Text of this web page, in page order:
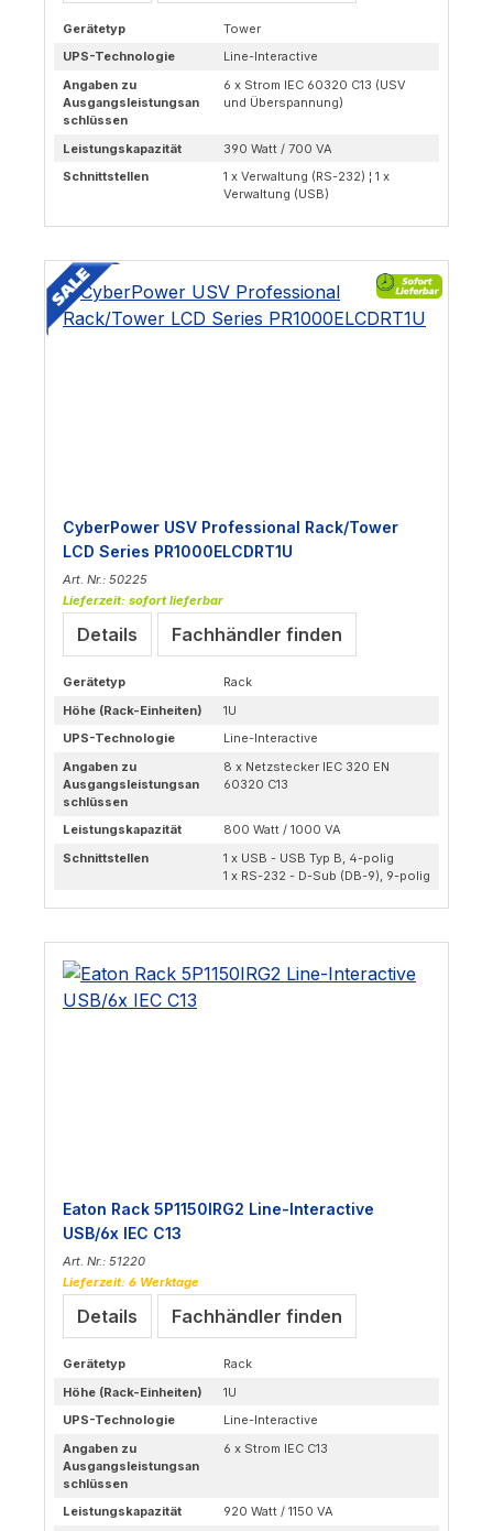
Gerätetyp
Tower
UPS-Technologie
Line-Interactive
Angaben zu
Ausgangsleistungsan
schlüssen
6 x Strom IEC 60320 C13 (USV
und Überspannung)
Leistungskapazität
390 Watt / 700 VA
Schnittstellen
1 x Verwaltung (RS-232) ¦ 1 x
Verwaltung (USB)
CyberPower USV Professional Rack/Tower
LCD Series PR1000ELCDRT1U
Art. Nr.: 50225
Lieferzeit: sofort lieferbar
Details Fachhändler finden
Gerätetyp
Rack
Höhe (Rack-Einheiten)
1U
UPS-Technologie
Line-Interactive
Angaben zu
Ausgangsleistungsan
schlüssen
8 x Netzstecker IEC 320 EN
60320 C13
Leistungskapazität
800 Watt / 1000 VA
Schnittstellen
1 x USB - USB Typ B, 4-polig
1 x RS-232 - D-Sub (DB-9), 9-polig
Eaton Rack 5P1150IRG2 Line-Interactive
USB/6x IEC C13
Art. Nr.: 51220
Lieferzeit: 6 Werktage
Details Fachhändler finden
Gerätetyp
Rack
Höhe (Rack-Einheiten)
1U
UPS-Technologie
Line-Interactive
Angaben zu
Ausgangsleistungsan
schlüssen
6 x Strom IEC C13
Leistungskapazität
920 Watt / 1150 VA